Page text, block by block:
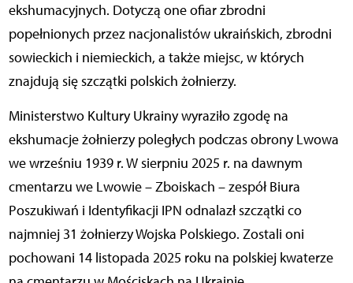
ekshumacyjnych. Dotyczą one ofiar zbrodni
popełnionych przez nacjonalistów ukraińskich, zbrodni
sowieckich i niemieckich, a także miejsc, w których
znajdują się szczątki polskich żołnierzy.
Ministerstwo Kultury Ukrainy wyraziło zgodę na
ekshumacje żołnierzy poległych podczas obrony Lwowa
we wrześniu 1939 r. W sierpniu 2025 r. na dawnym
cmentarzu we Lwowie – Zboiskach – zespół Biura
Poszukiwań i Identyfikacji IPN odnalazł szczątki co
najmniej 31 żołnierzy Wojska Polskiego. Zostali oni
pochowani 14 listopada 2025 roku na polskiej kwaterze